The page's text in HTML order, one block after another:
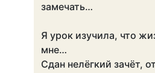
замечать…
Я урок изучила, что
мне…
Сдан нелёгкий зачёт,